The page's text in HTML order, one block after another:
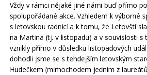
Vždy v rámci nějaké jiné námi buď přímo
spolupořádané akce. Vzhledem k výborné
s letovskou radnicí a k tomu, že Letovští
na Martina (tj. v listopadu) a v souvislosti s
vznikly přímo v důsledku listopadových
dohodli jsme se s tehdejším letovským
Hudečkem (mimochodem jedním z